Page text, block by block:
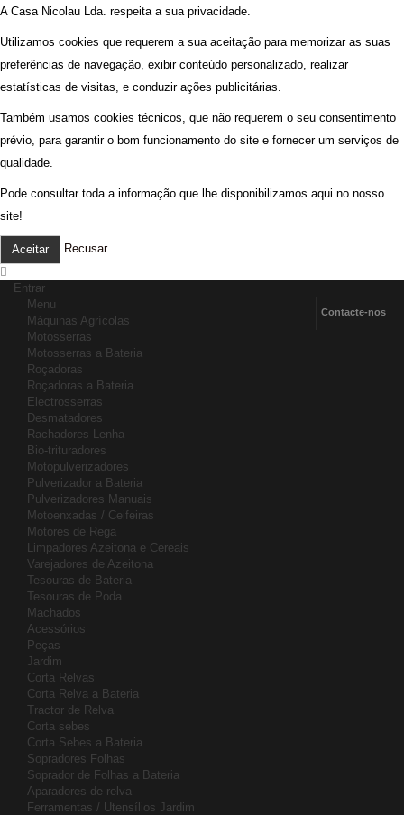
A Casa Nicolau Lda. respeita a sua privacidade.
Utilizamos cookies que requerem a sua aceitação para memorizar as suas
preferências de navegação, exibir conteúdo personalizado, realizar
estatísticas de visitas, e conduzir ações publicitárias.
Também usamos cookies técnicos, que não requerem o seu consentimento
prévio, para garantir o bom funcionamento do site e fornecer um serviços de
qualidade.
Pode consultar toda a informação que lhe disponibilizamos aqui no nosso
site!
Aceitar Recusar
Entrar
Contacte-nos
Menu
Máquinas Agrícolas
Motosserras
Motosserras a Bateria
Roçadoras
Roçadoras a Bateria
Electrosserras
Desmatadores
Rachadores Lenha
Bio-trituradores
Motopulverizadores
Pulverizador a Bateria
Pulverizadores Manuais
Motoenxadas / Ceifeiras
Motores de Rega
Limpadores Azeitona e Cereais
Varejadores de Azeitona
Tesouras de Bateria
Tesouras de Poda
Machados
Acessórios
Peças
Jardim
Corta Relvas
Corta Relva a Bateria
Tractor de Relva
Corta sebes
Corta Sebes a Bateria
Sopradores Folhas
Soprador de Folhas a Bateria
Aparadores de relva
Ferramentas / Utensílios Jardim